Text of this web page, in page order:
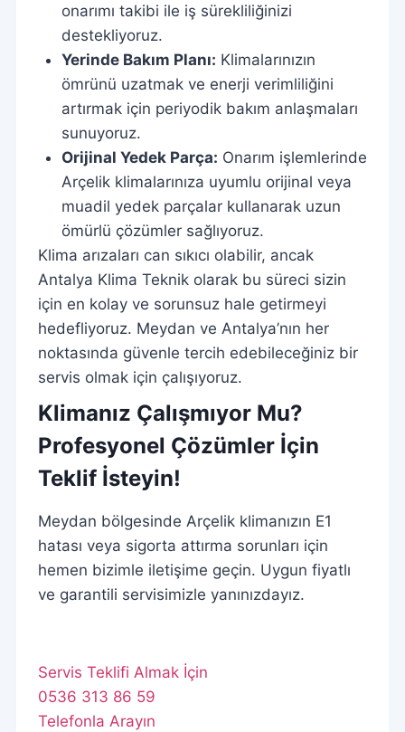
onarımı takibi ile iş sürekliliğinizi
destekliyoruz.
Yerinde Bakım Planı: Klimalarınızın
ömrünü uzatmak ve enerji verimliliğini
artırmak için periyodik bakım anlaşmaları
sunuyoruz.
Orijinal Yedek Parça: Onarım işlemlerinde
Arçelik klimalarınıza uyumlu orijinal veya
muadil yedek parçalar kullanarak uzun
ömürlü çözümler sağlıyoruz.
Klima arızaları can sıkıcı olabilir, ancak
Antalya Klima Teknik olarak bu süreci sizin
için en kolay ve sorunsuz hale getirmeyi
hedefliyoruz. Meydan ve Antalya’nın her
noktasında güvenle tercih edebileceğiniz bir
servis olmak için çalışıyoruz.
Klimanız Çalışmıyor Mu?
Profesyonel Çözümler İçin
Teklif İsteyin!
Meydan bölgesinde Arçelik klimanızın E1
hatası veya sigorta attırma sorunları için
hemen bizimle iletişime geçin. Uygun fiyatlı
ve garantili servisimizle yanınızdayız.
Servis Teklifi Almak İçin
0536 313 86 59
Telefonla Arayın